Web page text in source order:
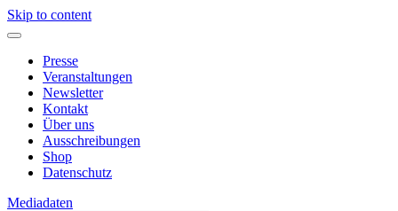
Skip to content
Presse
Veranstaltungen
Newsletter
Kontakt
Über uns
Ausschreibungen
Shop
Datenschutz
Mediadaten